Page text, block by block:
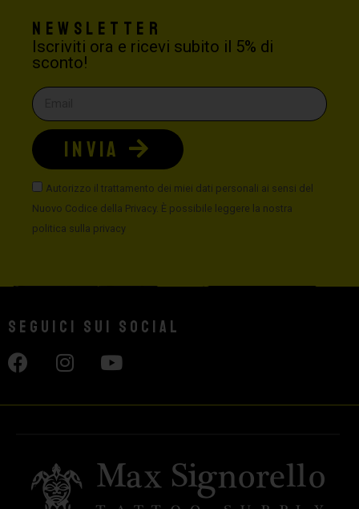
Newsletter
Iscriviti ora e ricevi subito il 5% di
sconto!
Autorizzo il trattamento dei miei dati personali ai sensi del
Nuovo Codice della Privacy. È possibile leggere la nostra
politica sulla privacy
INVIA
Seguici sui social